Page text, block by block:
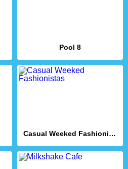
Pool 8
Casual Weeked Fashionistas